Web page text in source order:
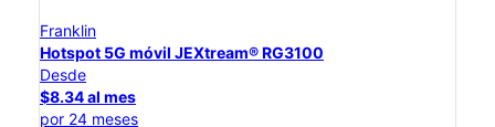
Franklin
Hotspot 5G móvil JEXtream® RG3100
Desde
$8.34 al mes
por 24 meses